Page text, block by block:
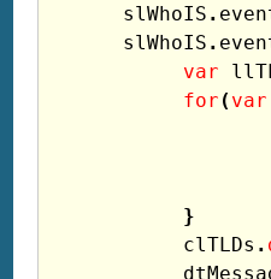
slWhoIS .
slWhoIS .
var
for ( var
}
clTLDs .